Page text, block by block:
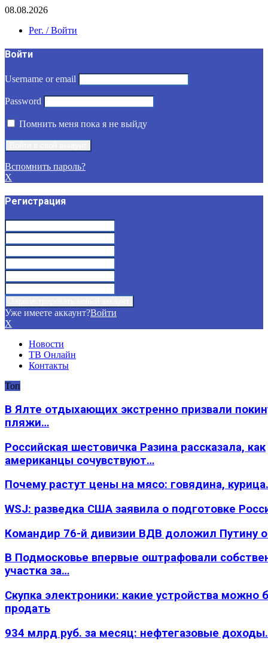
08.08.2026
Рег. / Войти
Войти
Username or email
Password
Помнить меня пока я не выйду
Вспомнить пароль?
X
Регистрация
Уже имеете аккаунт?Войти
X
Новости
ТВ Онлайн
Контакты
Топ
В Ялте отдыхающих экстренно призвали
пляжи…
Российская шестовичка Разина рассказала, как
американцы сочувствуют…
Почему растут цены на мясо: говядина,
WSJ: разведка США заявила о подготовке
Командир 76-й дивизии ВДВ доложил Путину
В Подмосковье впервые оштрафовали
участка за…
Скупка электроники: какие устройства можно
продать
934 млрд руб. за месяц: нефтегазовые